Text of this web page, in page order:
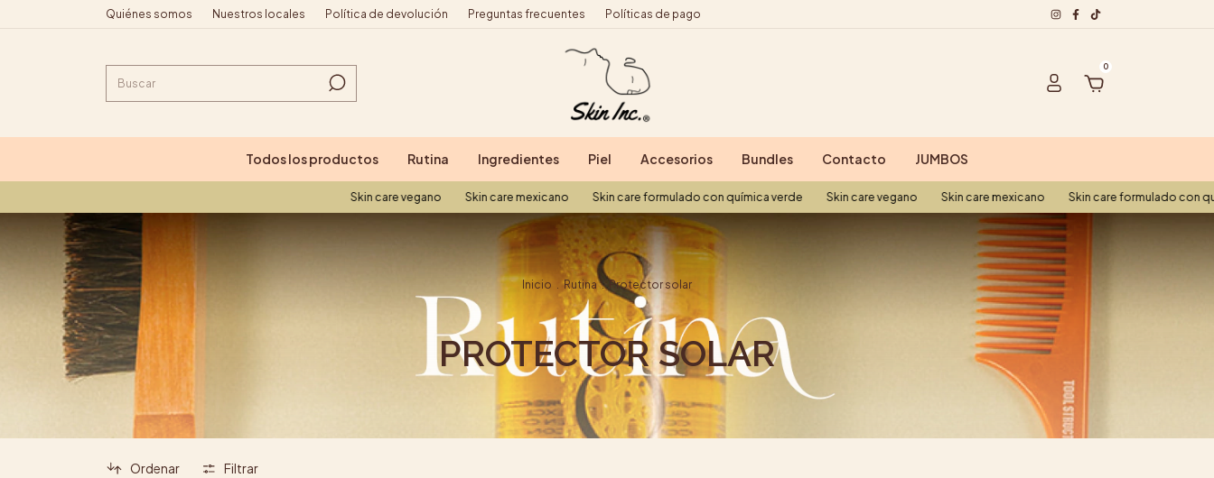
Quiénes somos Nuestros locales Política de devolución Preguntas frecuentes Políticas de pago
0
Todos los productos Rutina Ingredientes Piel Accesorios Bundles Contacto JUMBOS
Skin care vegano Skin care mexicano Skin care formulado con química verde Skin care vegano Skin care mexicano Skin care formulado con química
Inicio Rutina . Protector solar
PROTECTOR SOLAR
Ordenar Filtrar